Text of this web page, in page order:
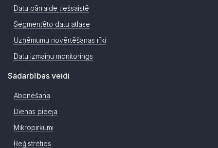
Datu pārraide tiešsaistē
Segmentēto datu atlase
Uzņēmumu novērtēšanas rīki
Datu izmaiņu monitorings
Sadarbības veidi
Abonēšana
Dienas pieeja
Mikropirkumi
Reģistrēties